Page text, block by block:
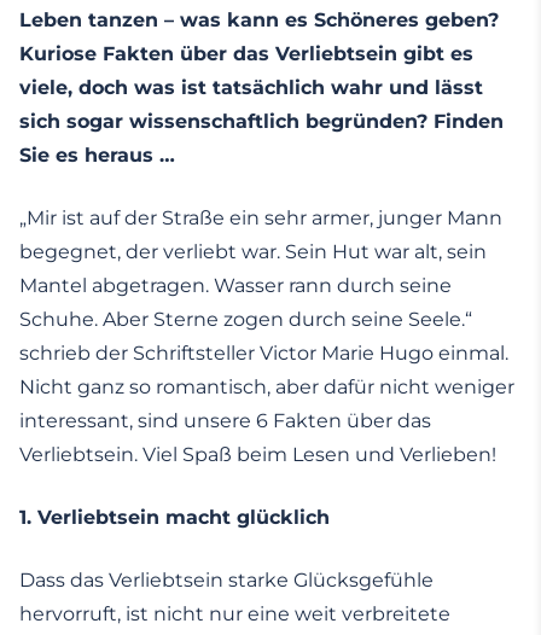
Leben tanzen – was kann es Schöneres geben?
Kuriose Fakten über das Verliebtsein gibt es
viele, doch was ist tatsächlich wahr und lässt
sich sogar wissenschaftlich begründen? Finden
Sie es heraus …
„Mir ist auf der Straße ein sehr armer, junger Mann
begegnet, der verliebt war. Sein Hut war alt, sein
Mantel abgetragen. Wasser rann durch seine
Schuhe. Aber Sterne zogen durch seine Seele.“
schrieb der Schriftsteller Victor Marie Hugo einmal.
Nicht ganz so romantisch, aber dafür nicht weniger
interessant, sind unsere 6 Fakten über das
Verliebtsein. Viel Spaß beim Lesen und Verlieben!
1. Verliebtsein macht glücklich
Dass das Verliebtsein starke Glücksgefühle
hervorruft, ist nicht nur eine weit verbreitete